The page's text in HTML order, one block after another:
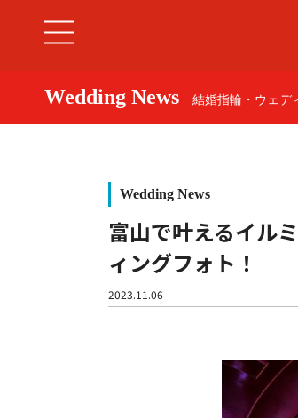
婚約指輪
Wedding News 結婚指輪・ウェデ
Wedding News
富山で叶えるイル
ィングフォト！
2023.11.06